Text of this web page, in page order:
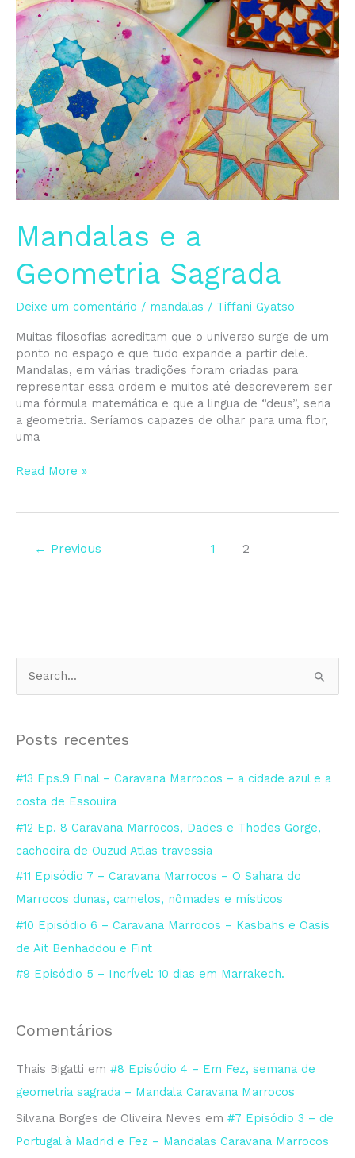
Mandalas e a
Geometria Sagrada
Deixe um comentário / mandalas / Tiffani Gyatso
Muitas filosofias acreditam que o universo surge de um
ponto no espaço e que tudo expande a partir dele.
Mandalas, em várias tradições foram criadas para
representar essa ordem e muitos até descreverem ser
uma fórmula matemática e que a lingua de “deus”, seria
a geometria. Seríamos capazes de olhar para uma flor,
uma
Geometria
Sagrada
Read More »
← Previous 1 2
q
u
r
:
Posts recentes
#13 Eps.9 Final – Caravana Marrocos – a cidade azul e a
costa de Essouira
#12 Ep. 8 Caravana Marrocos, Dades e Thodes Gorge,
cachoeira de Ouzud Atlas travessia
#11 Episódio 7 – Caravana Marrocos – O Sahara do
Marrocos dunas, camelos, nômades e místicos
#10 Episódio 6 – Caravana Marrocos – Kasbahs e Oasis
de Ait Benhaddou e Fint
#9 Episódio 5 – Incrível: 10 dias em Marrakech.
Comentários
Thais Bigatti em #8 Episódio 4 – Em Fez, semana de
geometria sagrada – Mandala Caravana Marrocos
Silvana Borges de Oliveira Neves em #7 Episódio 3 – de
Portugal à Madrid e Fez – Mandalas Caravana Marrocos